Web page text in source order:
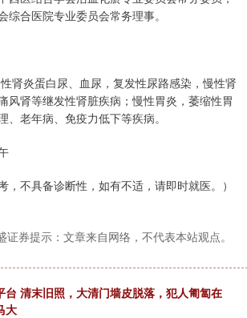
综合医院专业委员会常务理事。
肾炎蛋白尿、血尿，复发性尿路感染，慢性肾
风肾等继发性肾脏疾病；慢性胃炎，萎缩性胃
、老年病、免疫力低下等疾病。
，不具备诊断性，如有不适，请即时就医。）
证券提示：文章来自网络，不代表本站观点。
台 清末旧照，大清门墙皮脱落，犯人匍匐在
大